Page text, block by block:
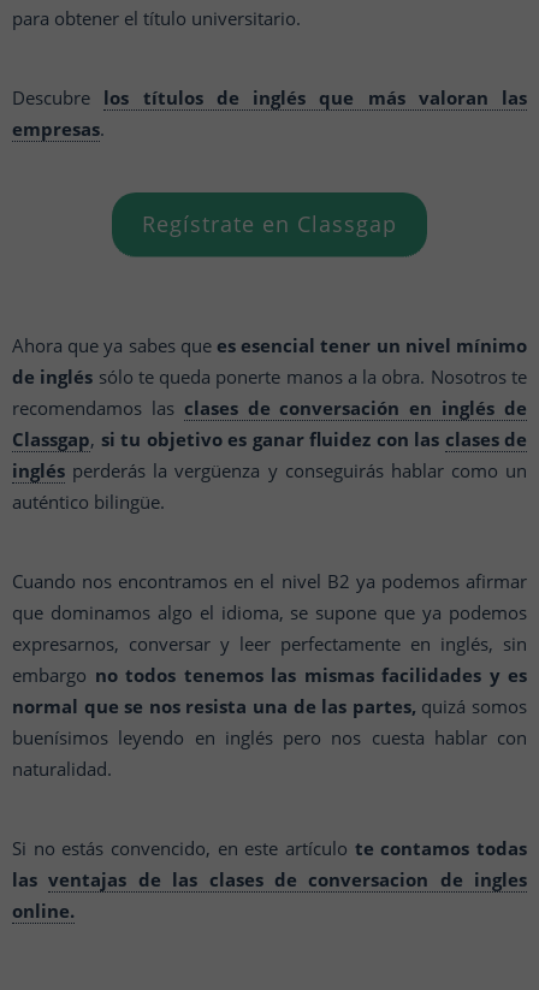
para obtener el título universitario.
Descubre los títulos de inglés que más valoran las
empresas.
Regístrate en Classgap
Ahora que ya sabes que es esencial tener un nivel mínimo
de inglés sólo te queda ponerte manos a la obra. Nosotros te
recomendamos las clases de conversación en inglés de
Classgap, si tu objetivo es ganar fluidez con las clases de
inglés perderás la vergüenza y conseguirás hablar como un
auténtico bilingüe.
Cuando nos encontramos en el nivel B2 ya podemos afirmar
que dominamos algo el idioma, se supone que ya podemos
expresarnos, conversar y leer perfectamente en inglés, sin
embargo no todos tenemos las mismas facilidades y es
normal que se nos resista una de las partes, quizá somos
buenísimos leyendo en inglés pero nos cuesta hablar con
naturalidad.
Si no estás convencido, en este artículo te contamos todas
lasventajas de las clases de conversacion de ingles
online.